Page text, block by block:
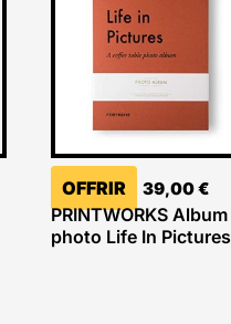
OFFRIR 39,00€
PRINTWORKS Album
photo Life In Pictures